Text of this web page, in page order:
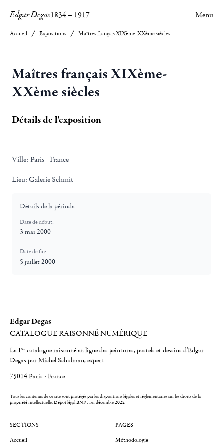
Edgar Degas1834– 1917 Menu
Accueil Expositions Maîtres français XIXème-XXème siècles
Maîtres français XIXème-
XXème siècles
Détails de l'exposition
Ville: Paris - France
Lieu: Galerie Schmit
Détails de la période
Date de début:
3 mai 2000
Date de fin:
5 juillet 2000
Edgar Degas
CATALOGUE RAISONNÉ NUMÉRIQUE
Le 1er catalogue raisonné en ligne des peintures, pastels et dessins d'Edgar
Degas par Michel Schulman, expert
75014 Paris - France
Tous les contenus de ce site sont protégés par les dispositions légales et réglementaires sur les droits de la
propriété intellectuelle.Dépot légal BNF : 1er décembre 2022
SECTIONS
Accueil
PAGES
Méthodologie